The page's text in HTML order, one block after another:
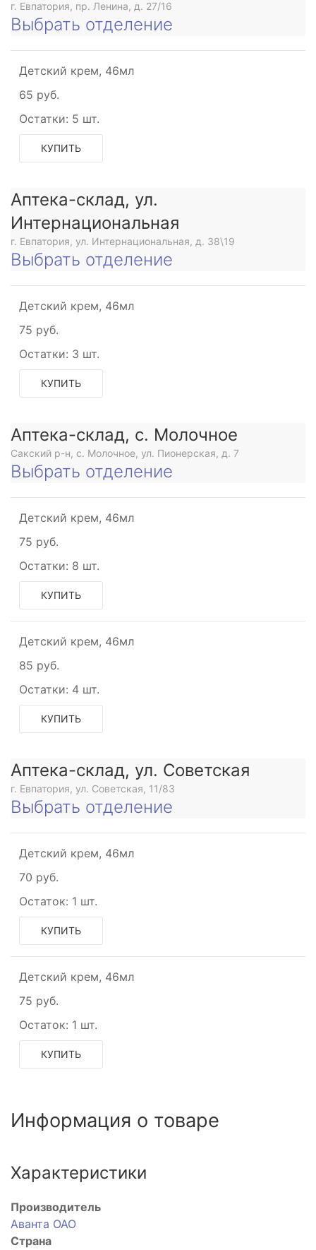
г. Евпатория, пр. Ленина, д. 27/16
Выбрать отделение
Детский крем, 46мл
65 руб.
Остатки: 5 шт.
КУПИТЬ
Аптека-склад, ул.
Интернациональная
г. Евпатория, ул. Интернациональная, д. 38\19
Выбрать отделение
Детский крем, 46мл
75 руб.
Остатки: 3 шт.
КУПИТЬ
Аптека-склад, с. Молочное
Сакский р-н, с. Молочное, ул. Пионерская, д. 7
Выбрать отделение
Детский крем, 46мл
75 руб.
Остатки: 8 шт.
КУПИТЬ
Детский крем, 46мл
85 руб.
Остатки: 4 шт.
КУПИТЬ
Аптека-склад, ул. Советская
г. Евпатория, ул. Советская, 11/83
Выбрать отделение
Детский крем, 46мл
70 руб.
Остаток: 1 шт.
КУПИТЬ
Детский крем, 46мл
75 руб.
Остаток: 1 шт.
КУПИТЬ
Информация о товаре
Характеристики
Производитель
Аванта ОАО
Страна